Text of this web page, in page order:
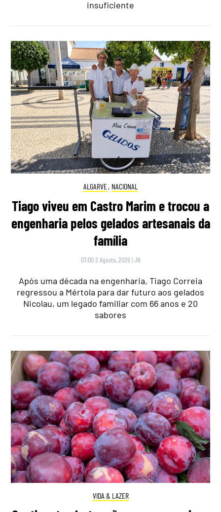
insuficiente
ALGARVE, NACIONAL
Tiago viveu em Castro Marim e trocou a
engenharia pelos gelados artesanais da
família
07:00 2 Agosto, 2026 |JN
Após uma década na engenharia, Tiago Correia
regressou a Mértola para dar futuro aos gelados
Nicolau, um legado familiar com 66 anos e 20
sabores
VIDA & LAZER